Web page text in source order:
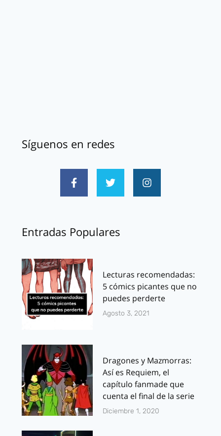
Síguenos en redes
Entradas Populares
Lecturas recomendadas:
5 cómics picantes que no
puedes perderte
Agosto 3, 2021
Dragones y Mazmorras:
Así es Requiem, el
capítulo fanmade que
cuenta el final de la serie
Diciembre 1, 2020